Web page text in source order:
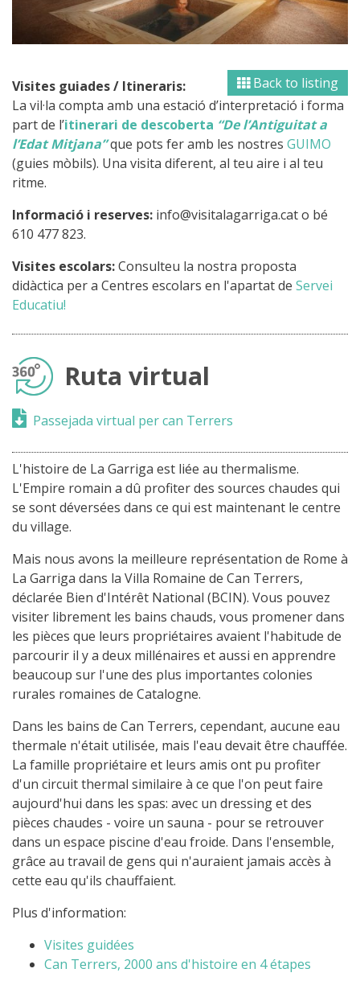
Back to listing
Visites guiades / Itineraris:
La vil·la compta amb una estació d’interpretació i forma
part de l’itinerari de descoberta “De l’Antiguitat a
l’Edat Mitjana”que pots fer amb les nostres GUIMO
(guies mòbils). Una visita diferent, al teu aire i al teu
ritme.
Informació i reserves: info@visitalagarriga.cat o bé
610 477 823.
Visites escolars:Consulteu la nostra proposta
didàctica per a Centres escolars en l'apartat de Servei
Educatiu!
Ruta virtual
Passejada virtual per can Terrers
L'histoire de La Garriga est liée au thermalisme.
L'Empire romain a dû profiter des sources chaudes qui
se sont déversées dans ce qui est maintenant le centre
du village.
Mais nous avons la meilleure représentation de Rome à
La Garriga dans la Villa Romaine de Can Terrers,
déclarée Bien d'Intérêt National (BCIN). Vous pouvez
visiter librement les bains chauds, vous promener dans
les pièces que leurs propriétaires avaient l'habitude de
parcourir il y a deux millénaires et aussi en apprendre
beaucoup sur l'une des plus importantes colonies
rurales romaines de Catalogne.
Dans les bains de Can Terrers, cependant, aucune eau
thermale n'était utilisée, mais l'eau devait être chauffée.
La famille propriétaire et leurs amis ont pu profiter
d'un circuit thermal similaire à ce que l'on peut faire
aujourd'hui dans les spas: avec un dressing et des
pièces chaudes - voire un sauna - pour se retrouver
dans un espace piscine d'eau froide. Dans l'ensemble,
grâce au travail de gens qui n'auraient jamais accès à
cette eau qu'ils chauffaient.
Plus d'information:
Visites guidées
Can Terrers, 2000 ans d'histoire en 4 étapes